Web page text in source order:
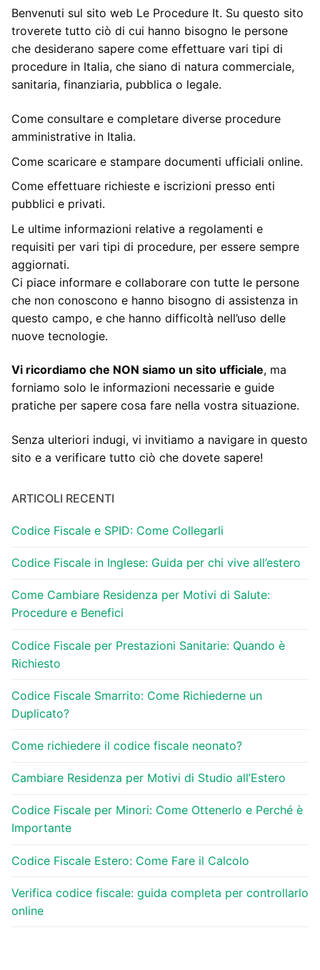
Benvenuti sul sito web Le Procedure It. Su questo sito
troverete tutto ciò di cui hanno bisogno le persone
che desiderano sapere come effettuare vari tipi di
procedure in Italia, che siano di natura commerciale,
sanitaria, finanziaria, pubblica o legale.
Come consultare e completare diverse procedure
amministrative in Italia.
Come scaricare e stampare documenti ufficiali online.
Come effettuare richieste e iscrizioni presso enti
pubblici e privati.
Le ultime informazioni relative a regolamenti e
requisiti per vari tipi di procedure, per essere sempre
aggiornati.
Ci piace informare e collaborare con tutte le persone
che non conoscono e hanno bisogno di assistenza in
questo campo, e che hanno difficoltà nell’uso delle
nuove tecnologie.
Vi ricordiamo che NON siamo un sito ufficiale, ma
forniamo solo le informazioni necessarie e guide
pratiche per sapere cosa fare nella vostra situazione.
Senza ulteriori indugi, vi invitiamo a navigare in questo
sito e a verificare tutto ciò che dovete sapere!
ARTICOLI RECENTI
Codice Fiscale e SPID: Come Collegarli
Codice Fiscale in Inglese: Guida per chi vive all’estero
Come Cambiare Residenza per Motivi di Salute:
Procedure e Benefici
Codice Fiscale per Prestazioni Sanitarie: Quando è
Richiesto
Codice Fiscale Smarrito: Come Richiederne un
Duplicato?
Come richiedere il codice fiscale neonato?
Cambiare Residenza per Motivi di Studio all’Estero
Codice Fiscale per Minori: Come Ottenerlo e Perché è
Importante
Codice Fiscale Estero: Come Fare il Calcolo
Verifica codice fiscale: guida completa per controllarlo
online